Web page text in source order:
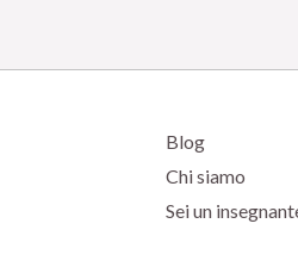
Blog
Chi siamo
Sei un